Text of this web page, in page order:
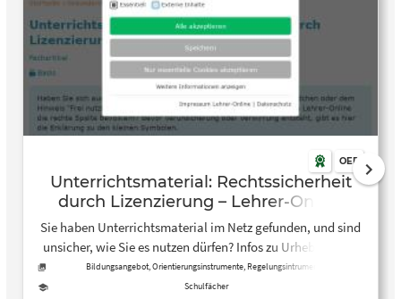
OER
Unterrichtsmaterial: Rechtssicherheit
durch Lizenzierung – Lehrer-Online
Sie haben Unterrichtsmaterial im Netz gefunden, und sind
unsicher, wie Sie es nutzen dürfen? Infos zu Urheberrecht,
OER und CC-Lizenzen finden Sie hier.
Bildungsangebot, Orientierungsinstrumente, Regelungsintrumente
Schulfächer